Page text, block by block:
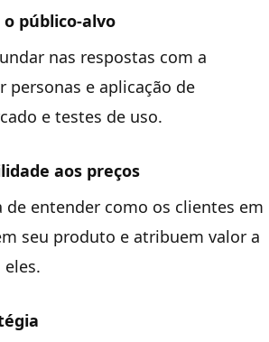
público-alvo
nas respostas com a
personas e aplicação de
e testes de uso.
aos preços
entender como os clientes em
seu produto e atribuem valor a